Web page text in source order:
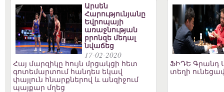
Արսեն
Հարությունյանը
Եվրոպայի
առաջնության
բրոնզե մեդալ
նվաճեց
17-02-2020
Հայ մարզիկը հույն մրցակցի հետ
գոտեմարտում հանդես եկավ
փայլուն հնարքներով և անզիջում
պայքար մղեց
ՖԻԴԵ Գրանդ
տեղի